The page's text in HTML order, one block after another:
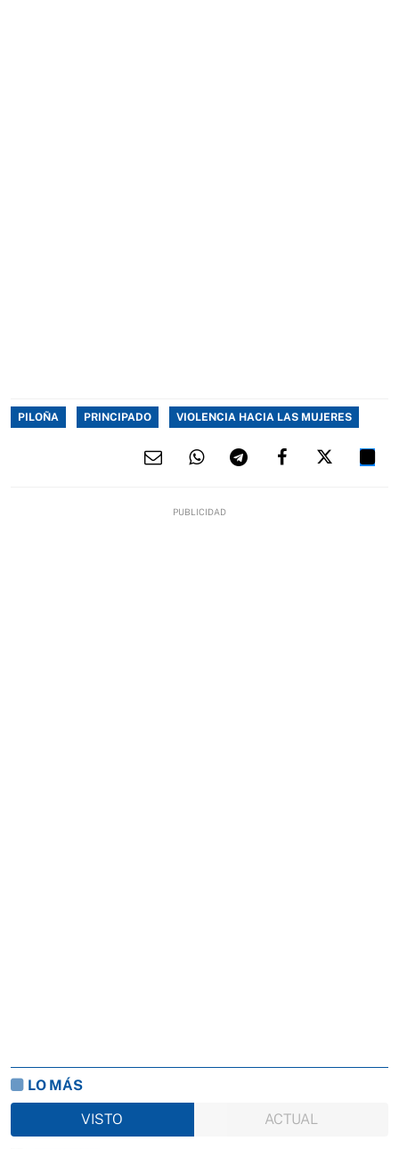
PILOÑA PRINCIPADO VIOLENCIA HACIA LAS MUJERES
LO MÁS
VISTO
ACTUAL